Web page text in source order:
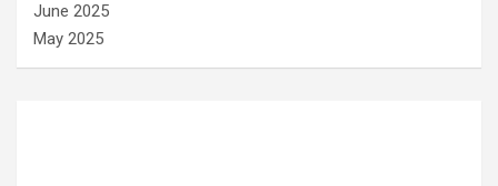
June 2025
May 2025